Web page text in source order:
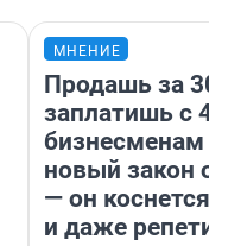
МНЕНИЕ
Продашь за
заплатишь с
бизнесменам
новый закон о
— он коснется
и даже